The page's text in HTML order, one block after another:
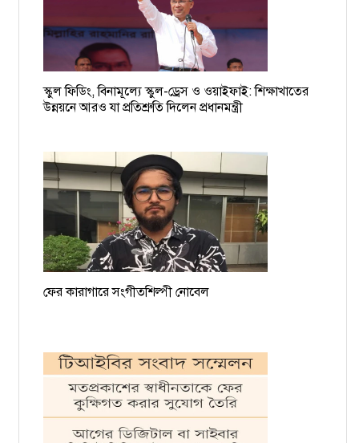
১৯ বাংলাদেশি নাবিকের বিরুদ্ধে গ্রেপ্তারি পরোয়ানা
ময়মনসিংহের সমন্বয়ক আশিকুরকে হত্যার হুমকি, থানায় জিডি
স্কুল ফিডিং, বিনামূল্যে স্কুল-ড্রেস ও ওয়াইফাই: শিক্ষাখাতের
উন্নয়নে আরও যা প্রতিশ্রুতি দিলেন প্রধানমন্ত্রী
ফের কারাগারে সংগীতশিল্পী নোবেল